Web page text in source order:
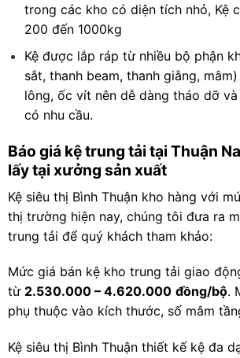
trong các kho có diện tích nhỏ, Kệ
200 đến 1000kg
Kệ được lắp ráp từ nhiều bộ phận
sắt, thanh beam, thanh giằng,
lông, ốc vít nên dễ dàng tháo dỡ
có nhu cầu.
Báo giá kệ trung tải tại Thuận
lấy tại xưởng sản xuất
Kệ siêu thị Bình Thuận kho hàng với
thị trường hiện nay, chúng tôi đưa ra
trung tải để quý khách tham khảo:
Mức giá bán kệ kho trung tải giao
từ 2.530.000 – 4.620.000 đồng/bộ.
phụ thuộc vào kích thước, số mâm
Kệ siêu thị Bình Thuận thiết kế kệ đa